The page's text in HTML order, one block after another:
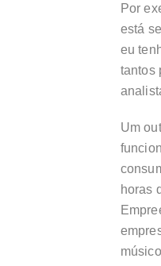
Por
está
eu
tantos
Um
horas